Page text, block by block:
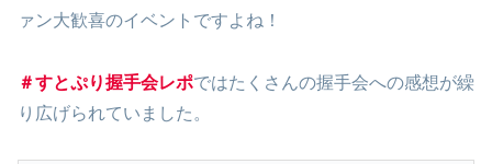
ァン大歓喜のイベントですよね！
＃すとぷり握手会レポではたくさんの握手会への感想が繰
り広げられていました。